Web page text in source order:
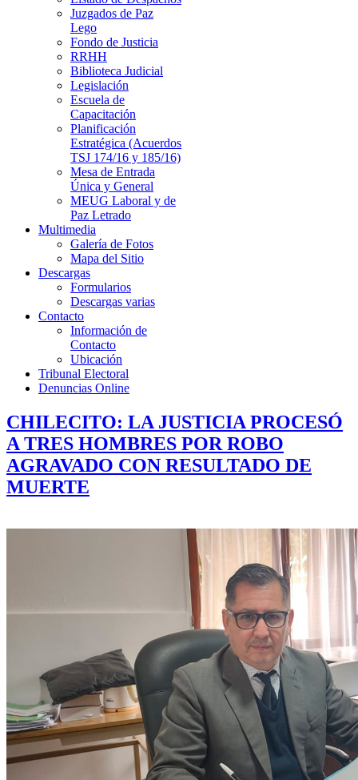
Juzgados de Paz
Lego
Fondo de Justicia
RRHH
Biblioteca Judicial
Legislación
Escuela de
Capacitación
Planificación
Estratégica (Acuerdos
TSJ 174/16 y 185/16)
Mesa de Entrada
Única y General
MEUG Laboral y de
Paz Letrado
Multimedia
Galería de Fotos
Mapa del Sitio
Descargas
Formularios
Descargas varias
Contacto
Información de
Contacto
Ubicación
Tribunal Electoral
Denuncias Online
CHILECITO: LA JUSTICIA PROCESÓ
A TRES HOMBRES POR ROBO
AGRAVADO CON RESULTADO DE
MUERTE